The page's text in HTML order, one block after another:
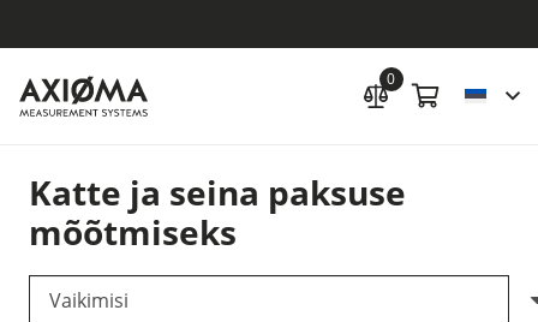
0
Katte ja seina paksuse
mõõtmiseks